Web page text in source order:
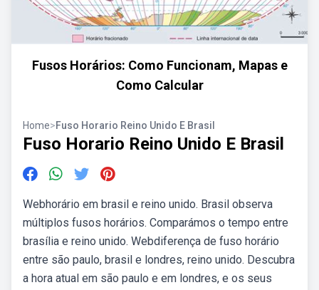
Fusos Horários: Como Funcionam, Mapas e
Como Calcular
Home>Fuso Horario Reino Unido E Brasil
Fuso Horario Reino Unido E Brasil
Webhorário em brasil e reino unido. Brasil observa
múltiplos fusos horários. Comparámos o tempo entre
brasília e reino unido. Webdiferença de fuso horário
entre são paulo, brasil e londres, reino unido. Descubra
a hora atual em são paulo e em londres, e os seus